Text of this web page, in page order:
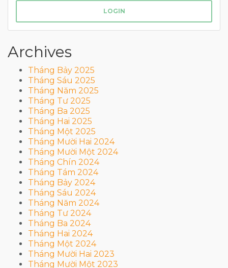
LOGIN
Archives
Tháng Bảy 2025
Tháng Sáu 2025
Tháng Năm 2025
Tháng Tư 2025
Tháng Ba 2025
Tháng Hai 2025
Tháng Một 2025
Tháng Mười Hai 2024
Tháng Mười Một 2024
Tháng Chín 2024
Tháng Tám 2024
Tháng Bảy 2024
Tháng Sáu 2024
Tháng Năm 2024
Tháng Tư 2024
Tháng Ba 2024
Tháng Hai 2024
Tháng Một 2024
Tháng Mười Hai 2023
Tháng Mười Một 2023